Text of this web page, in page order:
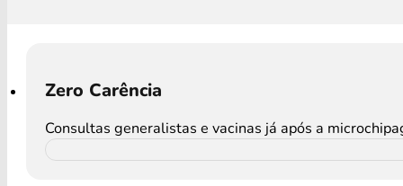
Zero Carência
Consultas generalistas e vacinas já após a